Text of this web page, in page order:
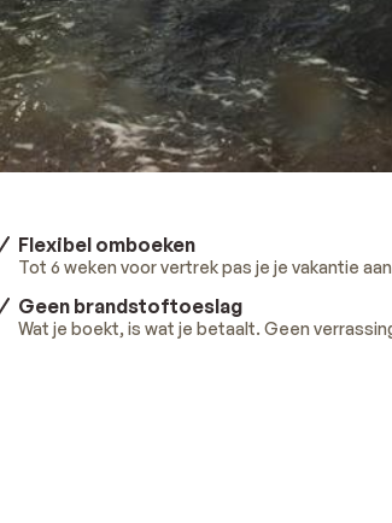
Flexibel omboeken
Tot 6 weken voor vertrek pas je je vakantie
Geen brandstoftoeslag
Wat je boekt, is wat je betaalt. Geen